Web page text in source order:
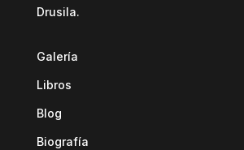
Drusila.
Galería
Libros
Blog
Biografía